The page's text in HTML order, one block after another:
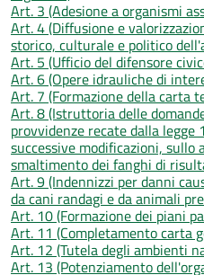
Art. 3 (Adesione a organismi
Art. 4 (Diffusione e
storico, culturale e politico
Art. 5 (Ufficio del difensore
Art. 6 (Opere idrauliche di
Art. 7 (Formazione della carta
Art. 8 (Istruttoria delle
provvidenze recate dalla legge
successive modificazioni, sullo
smaltimento dei fanghi di
Art. 9 (Indennizzi per danni
da cani randagi e da animali
Art. 10 (Formazione dei piani
Art. 11 (Completamento carta
Art. 12 (Tutela degli ambienti
Art. 13 (Potenziamento